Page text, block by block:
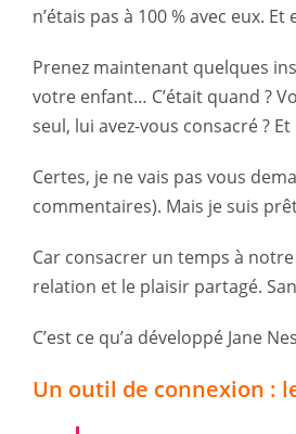
n’étais pas à 100 % avec eux.
Prenez maintenant quelques
votre enfant… C’était quand ?
seul, lui avez-vous consacré ?
Certes, je ne vais pas vous
commentaires). Mais je suis
Car consacrer un temps à
relation et le plaisir partagé.
C’est ce qu’a développé Jane
Un outil de connexion :